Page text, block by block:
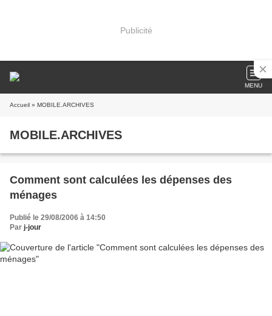
Publicité
MENU
Accueil » MOBILE.ARCHIVES
MOBILE.ARCHIVES
Comment sont calculées les dépenses des
ménages
Publié le 29/08/2006 à 14:50
Par j-jour